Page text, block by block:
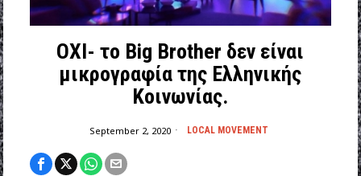
OXI- το Big Brother δεν είναι
μικρογραφία της Ελληνικής
Κοινωνίας.
September 2, 2020 LOCAL MOVEMENT